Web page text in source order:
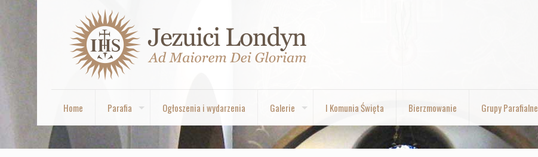
Home Parafia Ogłoszenia i wydarzenia Galerie I Komunia Święta Bierzmowanie Grupy Parafialne